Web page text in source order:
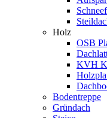
Holz
OSB
KVH
Bodentreppe
Gründach